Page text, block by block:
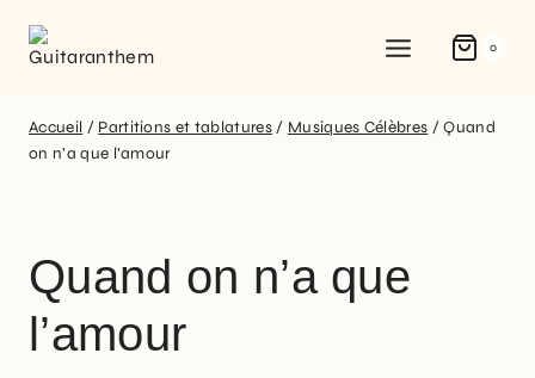
0
Accueil / Partitions et tablatures / Musiques Célèbres / Quand
on n’a que l’amour
Quand on n’a que
l’amour